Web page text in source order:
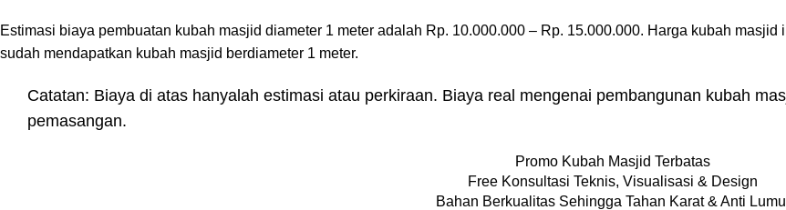
Estimasi biaya pembuatan kubah masjid diameter 1 meter adalah Rp. 10.000.000 – Rp. 15.000.000. Harga kubah
sudah mendapatkan kubah masjid berdiameter 1 meter.
Catatan: Biaya di atas hanyalah estimasi atau perkiraan. Biaya real mengenai pembangunan kubah
pemasangan.
Promo Kubah Masjid Terbatas
Free Konsultasi Teknis, Visualisasi & Design
Bahan Berkualitas Sehingga Tahan Karat & Anti